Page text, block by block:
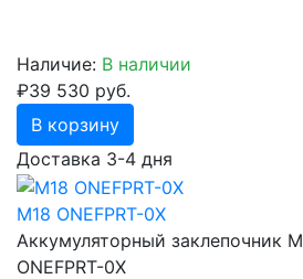
Наличие: В наличии
₽39 530 руб.
В корзину
Доставка 3-4 дня
M18 ONEFPRT-0X
Аккумуляторный заклепочник
ONEFPRT-0X